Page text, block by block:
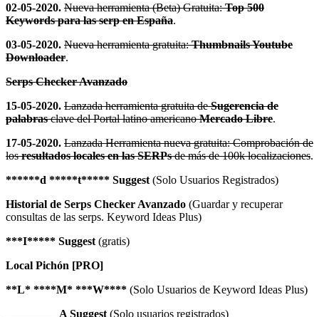
02-05-2020. Nueva herramienta (Beta) Gratuita:Top 500
Keywords para las serp en España.
03-05-2020. Nueva herramienta gratuita:Thumbnails Youtube
Downloader.
Serps Checker Avanzado
15-05-2020. Lanzada herramienta gratuita deSugerencia de
palabrasclave del Portal latino americanoMercado Libre.
17-05-2020. Lanzada Herramienta nueva gratuita: Comprobación de
losresultados locales en las SERPsde más de 100k localizaciones.
******d *****t***** Suggest (Solo Usuarios Registrados)
Historial de Serps Checker Avanzado (Guardar y recuperar
consultas de las serps. Keyword Ideas Plus)
***I***** Suggest (gratis)
Local Pichón [PRO]
**L* ****M* ***W**** (Solo Usuarios de Keyword Ideas Plus)
_________ A Suggest (Solo usuarios registrados)